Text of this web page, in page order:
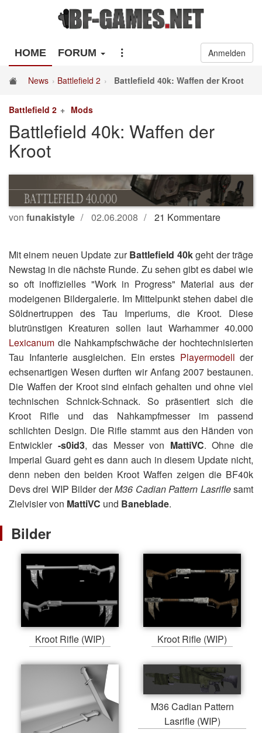
HOME FORUM Anmelden
News Battlefield 2 Battlefield 40k: Waffen der Kroot
Battlefield 2 Mods
Battlefield 40k: Waffen der
Kroot
von funakistyle 02.06.2008 21 Kommentare
Mit einem neuen Update zurBattlefield 40kgeht der träge
Newstag in die nächste Runde. Zu sehen gibt es dabei wie
so oft inoffizielles "Work in Progress" Material aus der
modeigenen Bildergalerie. Im Mittelpunkt stehen dabei die
Söldnertruppen des Tau Imperiums, die Kroot. Diese
blutrünstigen Kreaturen sollen laut Warhammer 40.000
Lexicanum die Nahkampfschwäche der hochtechnisierten
Tau Infanterie ausgleichen. Ein erstes Playermodell der
echsenartigen Wesen durften wir Anfang 2007 bestaunen.
Die Waffen der Kroot sind einfach gehalten und ohne viel
technischen Schnick-Schnack. So präsentiert sich die
Kroot Rifle und das Nahkampfmesser im passend
schlichten Design. Die Rifle stammt aus den Händen von
Entwickler -s0id3, das Messer von MattiVC. Ohne die
Imperial Guard geht es dann auch in diesem Update nicht,
denn neben den beiden Kroot Waffen zeigen die BF40k
Devs drei WIP Bilder derM36 Cadian Pattern Lasriflesamt
Zielvisier von MattiVC und Baneblade.
Bilder
Kroot Rifle (WIP) Kroot Rifle (WIP)
M36 Cadian Pattern
Lasrifle (WIP)